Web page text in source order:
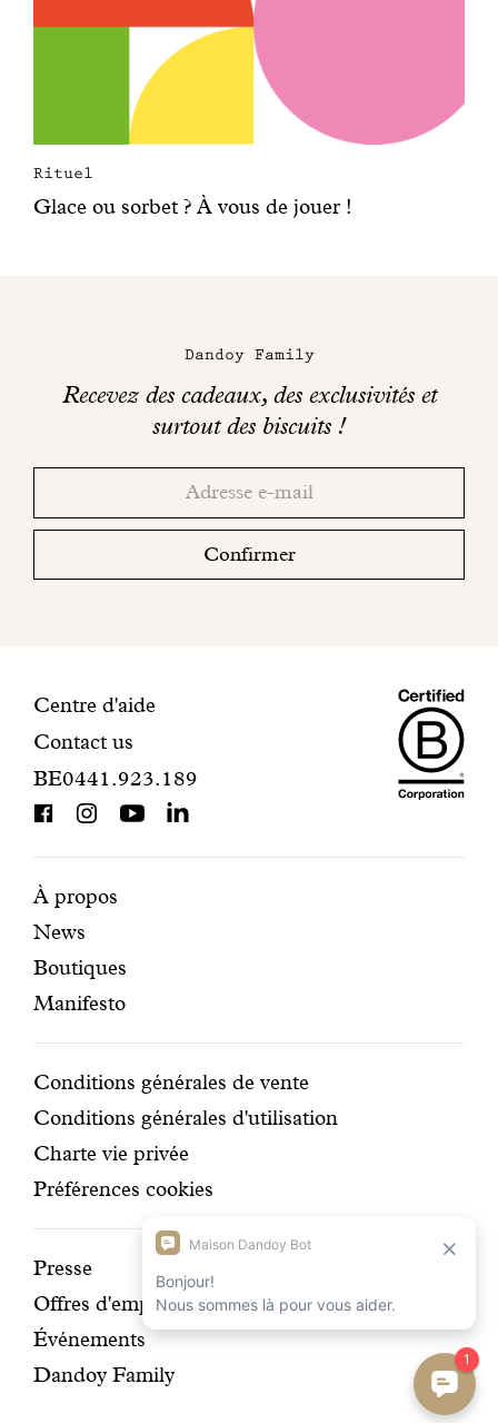
Rituel
Glace ou sorbet ? À vous de jouer !
Dandoy Family
Recevez des cadeaux, des exclusivités et
surtout des biscuits !
boite
Confirmer
Informations
de
contact
Centre d'aide
Contact us
BE0441.923.189
Pages
mises
en
avant
Navigation
secondaire
À propos
News
Boutiques
Manifesto
Conditions
Conditions générales de vente
Conditions générales d'utilisation
Charte vie privée
Préférences cookies
Découvrir
notre
histoire
Presse
Offres d'emplois
Événements
Dandoy Family
is